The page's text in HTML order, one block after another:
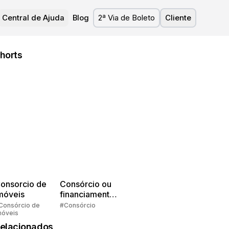
Central de Ajuda Blog 2ª Via de Boleto Cliente
de
de
Consórcio ou
financiamento?
Quem pensa
#Consórcio